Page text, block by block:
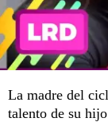
La madre del
talento de su